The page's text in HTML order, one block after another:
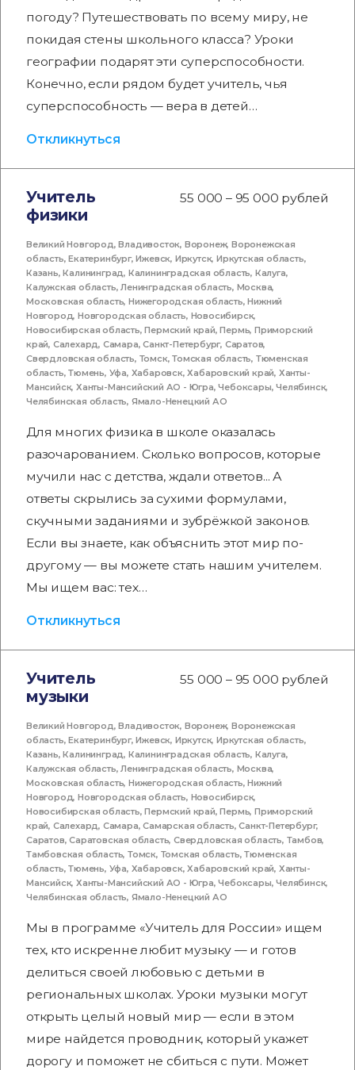
погоду? Путешествовать по всему миру, не
покидая стены школьного класса? Уроки
географии подарят эти суперспособности.
Конечно, если рядом будет учитель, чья
суперспособность — вера в детей…
Откликнуться
Учитель
физики
55 000 – 95 000 рублей
Великий Новгород,Владивосток, Воронеж,Воронежская
область,Екатеринбург,Ижевск, Иркутск,Иркутская область,
Казань,Калининград, Калининградская область, Калуга,
Калужская область,Ленинградская область, Москва,
Московская область,Нижегородская область,Нижний
Новгород,Новгородская область, Новосибирск,
Новосибирская область,Пермский край,Пермь,Приморский
край, Салехард, Самара,Санкт-Петербург, Саратов,
Свердловская область, Томск,Томская область, Тюменская
область,Тюмень, Уфа, Хабаровск,Хабаровский край, Ханты-
Мансийск,Ханты-Мансийский АО - Югра,Чебоксары,Челябинск,
Челябинская область, Ямало-Ненецкий АО
Для многих физика в школе оказалась
разочарованием. Сколько вопросов, которые
мучили нас с детства, ждали ответов... А
ответы скрылись за сухими формулами,
скучными заданиями и зубрёжкой законов.
Если вы знаете, как объяснить этот мир по-
другому — вы можете стать нашим учителем.
Мы ищем вас: тех…
Откликнуться
Учитель
музыки
55 000 – 95 000 рублей
Великий Новгород,Владивосток, Воронеж,Воронежская
область,Екатеринбург,Ижевск, Иркутск,Иркутская область,
Казань,Калининград, Калининградская область, Калуга,
Калужская область,Ленинградская область, Москва,
Московская область,Нижегородская область,Нижний
Новгород,Новгородская область, Новосибирск,
Новосибирская область,Пермский край,Пермь,Приморский
край, Салехард, Самара,Самарская область,Санкт-Петербург,
Саратов,Саратовская область,Свердловская область, Тамбов,
Тамбовская область,Томск, Томская область,Тюменская
область,Тюмень, Уфа, Хабаровск,Хабаровский край, Ханты-
Мансийск,Ханты-Мансийский АО - Югра,Чебоксары,Челябинск,
Челябинская область, Ямало-Ненецкий АО
Мы в программе «Учитель для России» ищем
тех, кто искренне любит музыку — и готов
делиться своей любовью с детьми в
региональных школах. Уроки музыки могут
открыть целый новый мир — если в этом
мире найдется проводник, который укажет
дорогу и поможет не сбиться с пути. Может